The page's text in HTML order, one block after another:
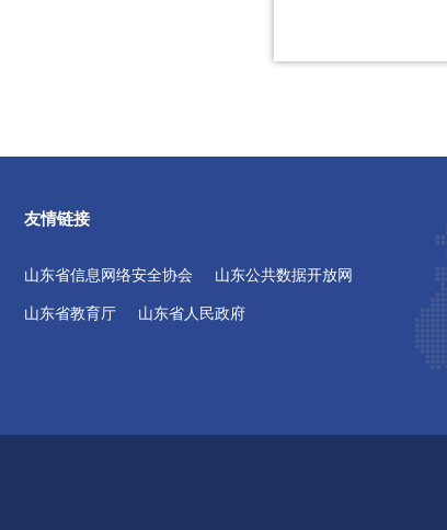
友情链接
山东省信息网络安全协会 山东公共数据开放网
山东省教育厅 山东省人民政府